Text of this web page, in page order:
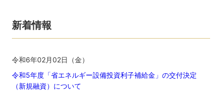
新着情報
令和6年02月02日（金）
令和5年度「省エネルギー設備投資利子補給金」の交付決定
（新規融資）について